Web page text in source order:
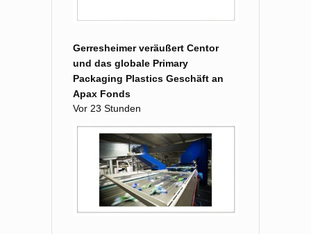
Gerresheimer veräußert Centor
und das globale Primary
Packaging Plastics Geschäft an
Apax Fonds
Vor 23 Stunden